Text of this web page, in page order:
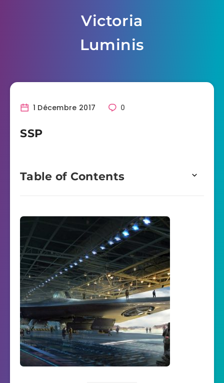
Victoria
Luminis
1 Décembre 2017 0
SSP
Table of Contents